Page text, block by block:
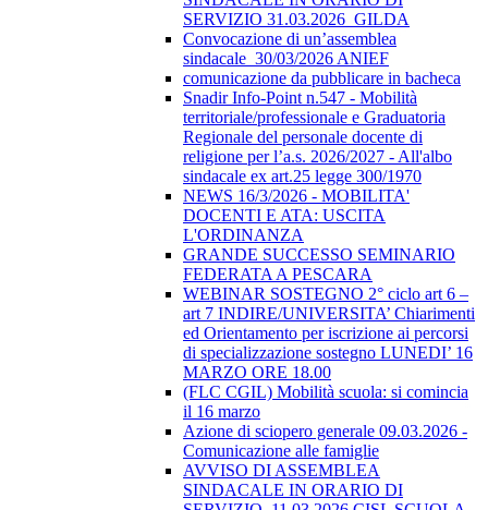
SERVIZIO 31.03.2026_GILDA
Convocazione di un’assemblea
sindacale_30/03/2026 ANIEF
comunicazione da pubblicare in bacheca
Snadir Info-Point n.547 - Mobilità
territoriale/professionale e Graduatoria
Regionale del personale docente di
religione per l’a.s. 2026/2027 - All'albo
sindacale ex art.25 legge 300/1970
NEWS 16/3/2026 - MOBILITA'
DOCENTI E ATA: USCITA
L'ORDINANZA
GRANDE SUCCESSO SEMINARIO
FEDERATA A PESCARA
WEBINAR SOSTEGNO 2° ciclo art 6 –
art 7 INDIRE/UNIVERSITA’ Chiarimenti
ed Orientamento per iscrizione ai percorsi
di specializzazione sostegno LUNEDI’ 16
MARZO ORE 18.00
(FLC CGIL) Mobilità scuola: si comincia
il 16 marzo
Azione di sciopero generale 09.03.2026 -
Comunicazione alle famiglie
AVVISO DI ASSEMBLEA
SINDACALE IN ORARIO DI